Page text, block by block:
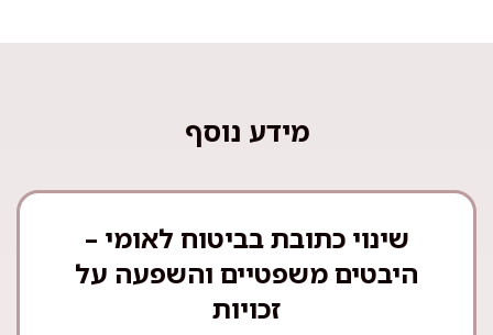
מידע נוסף
שינוי כתובת בביטוח לאומי –
היבטים משפטיים והשפעה על
זכויות